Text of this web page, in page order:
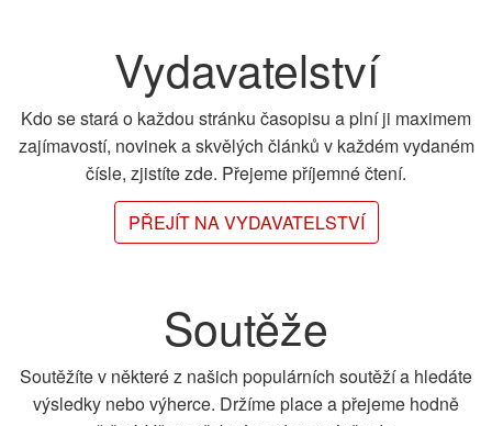
Vydavatelství
Kdo se stará o každou stránku časopisu a plní ji maximem
zajímavostí, novinek a skvělých článků v každém vydaném
čísle, zjistíte zde. Přejeme příjemné čtení.
PŘEJÍT NA VYDAVATELSTVÍ
Soutěže
Soutěžíte v některé z našich populárních soutěží a hledáte
výsledky nebo výherce. Držíme place a přejeme hodně